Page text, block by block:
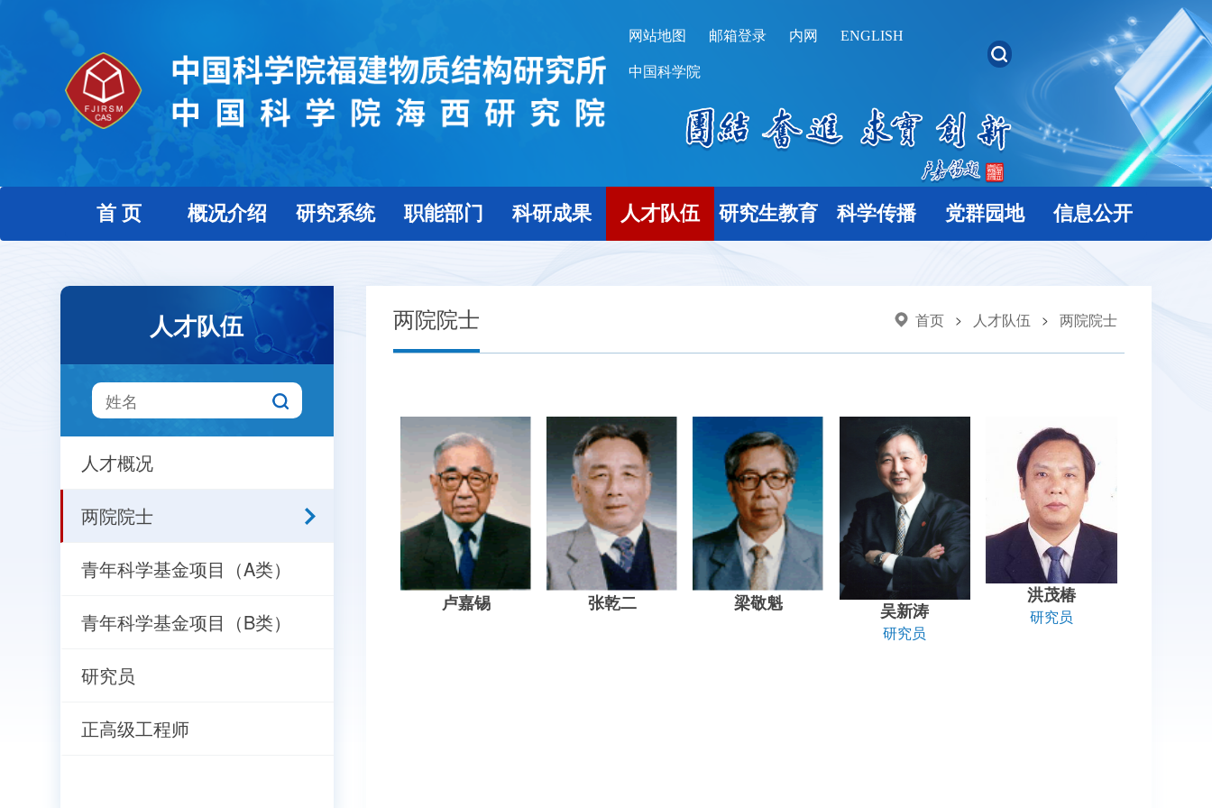
网站地图 邮箱登录 内网 ENGLISH
中国科学院
首 页 概况介绍 研究系统 职能部门 科研成果 人才队伍 研究生教育 科学传播 党群园地 信息公开
人才队伍
人才概况
两院院士
青年科学基金项目（A类）
青年科学基金项目（B类）
研究员
正高级工程师
两院院士 首页 > 人才队伍 > 两院院士
卢嘉锡 张乾二 梁敬魁 吴新涛
研究员
洪茂椿
研究员